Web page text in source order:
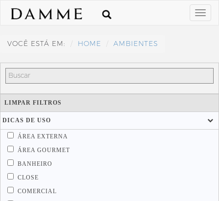
VOCÊ ESTÁ EM: HOME AMBIENTES
LIMPAR FILTROS
DICAS DE USO
ÁREA EXTERNA
ÁREA GOURMET
BANHEIRO
CLOSE
COMERCIAL